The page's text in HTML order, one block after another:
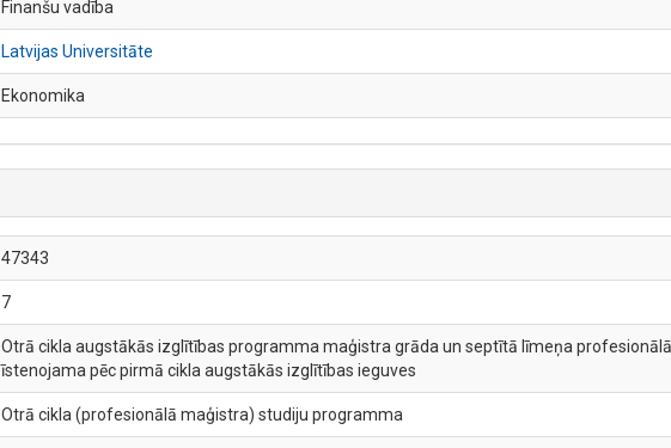
Finanšu vadība
Latvijas Universitāte
Ekonomika
47343
7
Otrā cikla augstākās izglītības programma maģistra grāda un septītā līmeņa
īstenojama pēc pirmā cikla augstākās izglītības ieguves
Otrā cikla (profesionālā maģistra) studiju programma